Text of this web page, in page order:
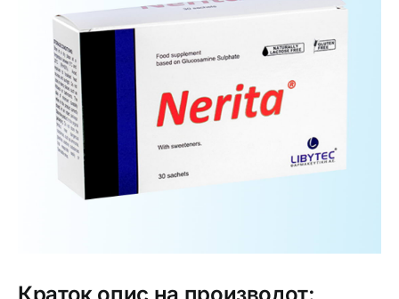
Интимно здравје
Лична хигиена
Медицински апрати
Нега на кожа